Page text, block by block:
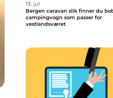
13. jul
Bergen caravan slik finner du bobil og
campingvogn som passer for
vestlandsværet